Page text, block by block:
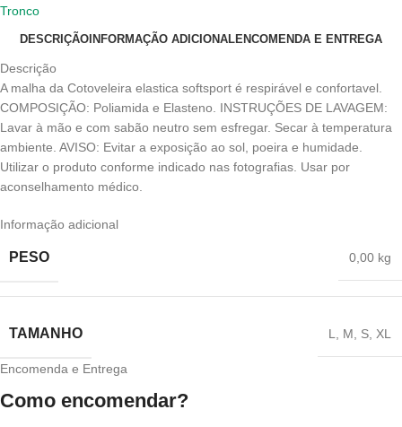
Tronco
DESCRIÇÃO INFORMAÇÃO ADICIONALENCOMENDA E ENTREGA
Descrição
A malha da Cotoveleira elastica softsport é respirável e confortavel.
COMPOSIÇÃO: Poliamida e Elasteno. INSTRUÇÕES DE LAVAGEM:
Lavar à mão e com sabão neutro sem esfregar. Secar à temperatura
ambiente. AVISO: Evitar a exposição ao sol, poeira e humidade.
Utilizar o produto conforme indicado nas fotografias. Usar por
aconselhamento médico.
Informação adicional
PESO 0,00 kg
TAMANHO L M S XL
Encomenda e Entrega
Como encomendar?